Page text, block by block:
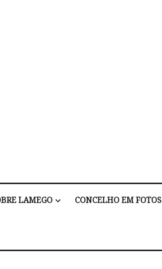
LAMEGO CONCELHO EM FOTOS